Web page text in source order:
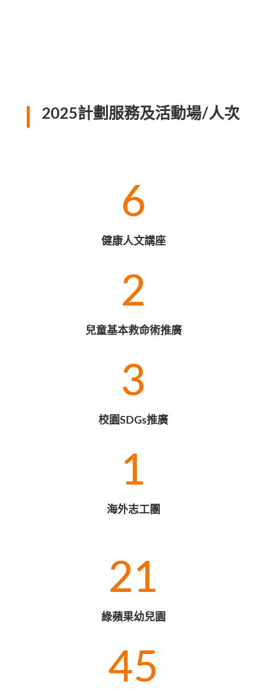
2025計劃服務及活動場/人次
6
健康人文講座
2
兒童基本救命術推廣
3
校園SDGs推廣
1
海外志工團
21
綠蘋果幼兒園
45